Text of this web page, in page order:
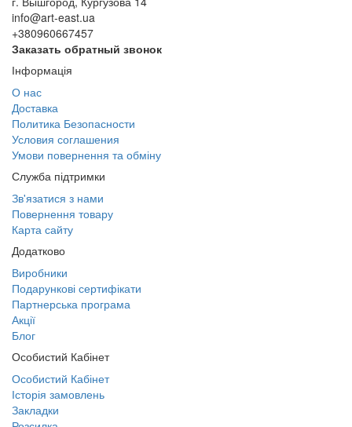
info@art-east.ua
+380960667457
Заказать обратный звонок
Інформація
О нас
Доставка
Политика Безопасности
Условия соглашения
Умови повернення та обміну
Служба підтримки
Зв'язатися з нами
Повернення товару
Карта сайту
Додатково
Виробники
Подарункові сертифікати
Партнерська програма
Акції
Блог
Особистий Кабінет
Особистий Кабінет
Історія замовлень
Закладки